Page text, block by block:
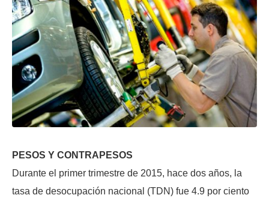
PESOS Y CONTRAPESOS
Durante el primer trimestre de 2015, hace dos años, la
tasa de desocupación nacional (TDN) fue 4.9 por ciento